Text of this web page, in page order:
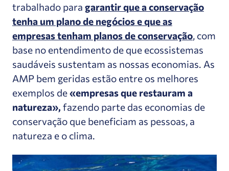
trabalhado para garantir que a conservação
tenha um plano de negócios e que as
empresas tenham planos de conservação, com
base no entendimento de que ecossistemas
saudáveis sustentam as nossas economias. As
AMP bem geridas estão entre os melhores
exemplos de«empresas que restauram a
natureza», fazendo parte das economias de
conservação que beneficiam as pessoas, a
natureza e o clima.